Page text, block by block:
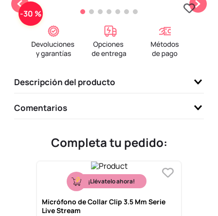
-30 %
Descripción del producto
Comentarios
Completa tu pedido:
¡Llévatelo ahora!
Micrófono de Collar Clip 3.5 Mm Serie
Live Stream
6.
disney
termos
toy story
10. one piece